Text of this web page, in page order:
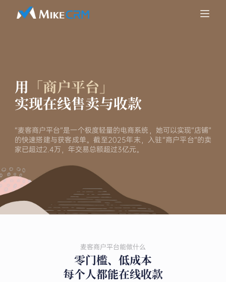
用 「商户平台」
实现在线售卖与收款
“麦客商户平台”是一个极度轻量的电商系统，她可以实现“店铺”
的快速搭建与获客成单。截至2025年末，入驻“商户平台”的卖
家已超过2.4万，年交易总额超过3亿元。
麦客商户平台能做什么
零门槛、低成本
每个人都能在线收款